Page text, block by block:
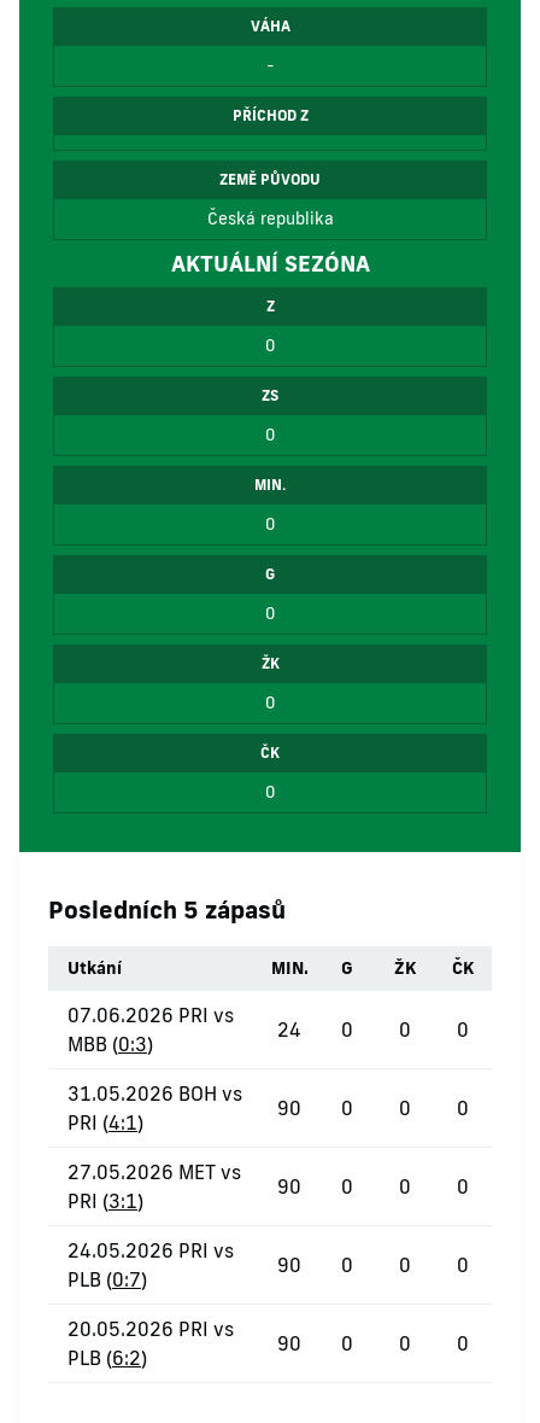
VÁHA
-
PŘÍCHOD Z
ZEMĚ PŮVODU
Česká republika
AKTUÁLNÍ SEZÓNA
Z
0
ZS
0
MIN.
0
G
0
ŽK
0
ČK
0
Posledních 5 zápasů
Utkání MIN. G ŽK ČK
07.06.2026 PRI vs
MBB (0:3)
24 0 0 0
31.05.2026 BOH vs
PRI (4:1)
90 0 0 0
27.05.2026 MET vs
PRI (3:1)
90 0 0 0
24.05.2026 PRI vs
PLB (0:7)
90 0 0 0
20.05.2026 PRI vs
PLB (6:2)
90 0 0 0